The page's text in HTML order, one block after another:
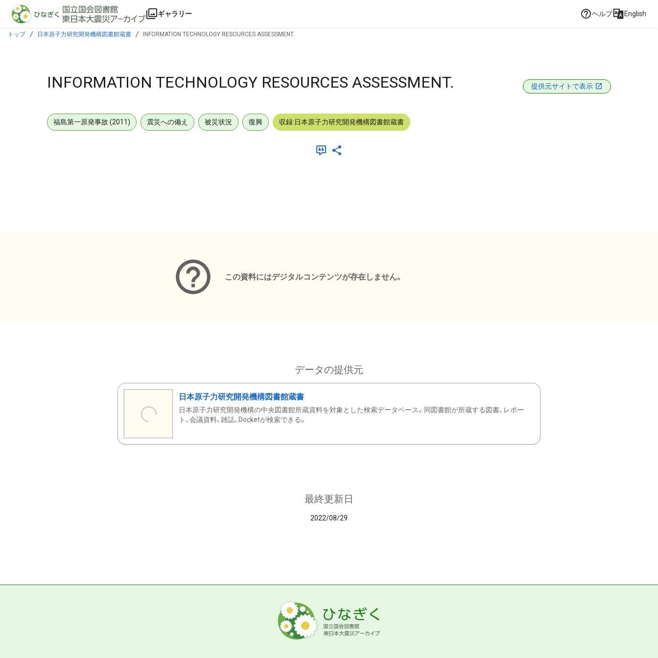
本文に飛ぶ
ギャラリー ヘルプ English
トップ 日本原子力研究開発機構図書館蔵書 INFORMATION TECHNOLOGY RESOURCES ASSESSMENT.
INFORMATION TECHNOLOGY RESOURCES ASSESSMENT. 提供元サイトで表示
福島第一原発事故 (2011) 震災への備え 被災状況 復興 収録:日本原子力研究開発機構図書館蔵書
この資料にはデジタルコンテンツが存在しません。
データの提供元
日本原子力研究開発機構図書館蔵書
日本原子力研究開発機構の中央図書館所蔵資料を対象とした検索データベース。同図書館が所蔵する図書、レポー
ト、会議資料、雑誌、Docketが検索できる。
最終更新日
2022/08/29